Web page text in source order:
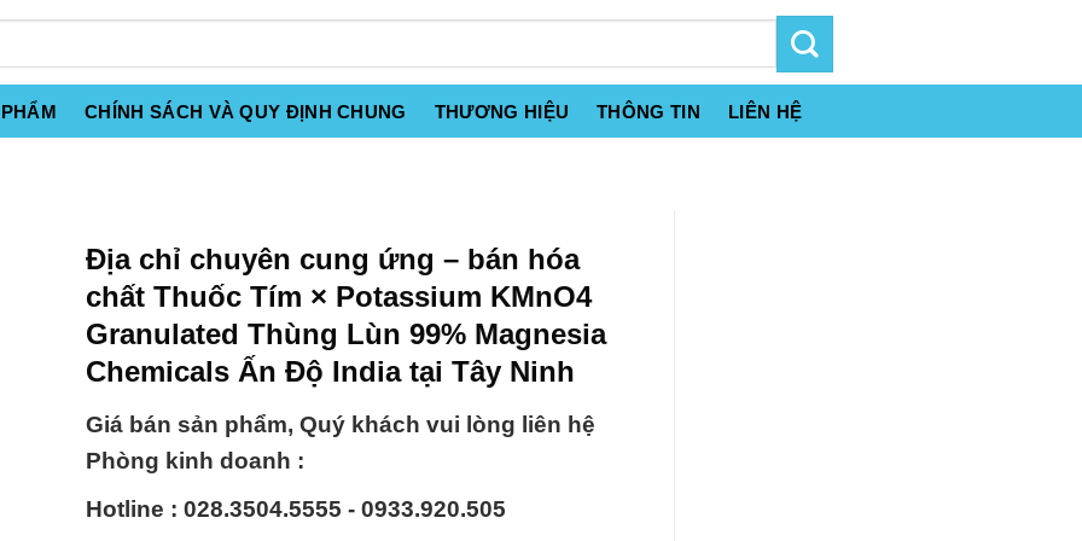
CHÍNH SÁCH VÀ QUY ĐỊNH CHUNG THƯƠNG HIỆU THÔNG TIN LIÊN HỆ
Địa chỉ chuyên cung ứng – bán hóa
chất Thuốc Tím × Potassium KMnO4
Granulated Thùng Lùn 99% Magnesia
Chemicals Ấn Độ India tại Tây Ninh
Giá bán sản phẩm, Quý khách vui lòng liên hệ
Phòng kinh doanh :
Hotline : 028.3504.5555 - 0933.920.505